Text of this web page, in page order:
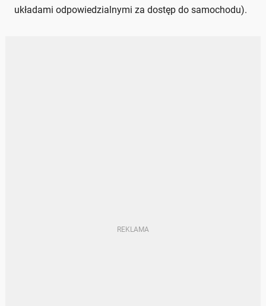
układami odpowiedzialnymi za dostęp do samochodu).